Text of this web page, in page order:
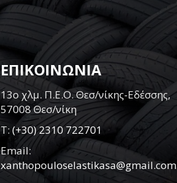
ΕΠΙΚΟΙΝΩΝΙΑ
13ο χλμ. Π.Ε.Ο. Θεσ/νίκης-Εδέσσης,
57008 Θεσ/νίκη
Τ: (+30) 2310 722701
Email:
xanthopouloselastikasa@gmail.com